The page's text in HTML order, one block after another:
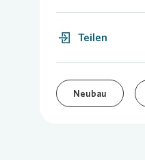
Teilen
Neubau